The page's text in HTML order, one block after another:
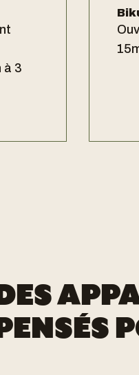
à 3
DES
PENSÉS